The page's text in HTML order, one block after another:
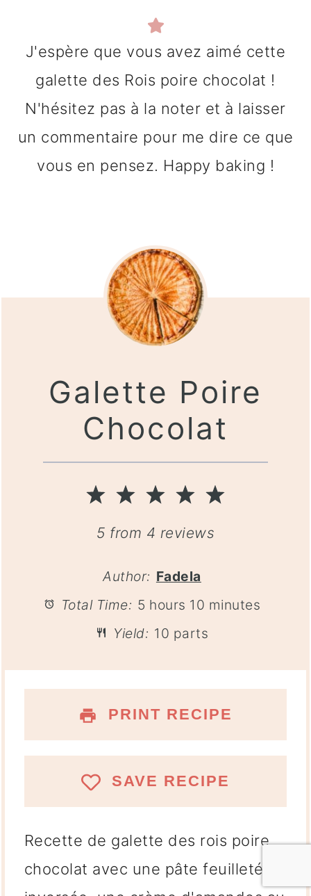
J'espère que vous avez aimé cette
galette des Rois poire chocolat !
N'hésitez pas à la noter et à laisser
un commentaire pour me dire ce que
vous en pensez. Happy baking !
Galette Poire
Chocolat
5
4
Stars
3
Stars
2
Stars
1
Star
5 from 4 reviews
Author: Fadela
Total Time: 5 hours 10 minutes
Yield: 10 parts
PRINT RECIPE
SAVE RECIPE
Recette de galette des rois poire
chocolat avec une pâte feuilletée